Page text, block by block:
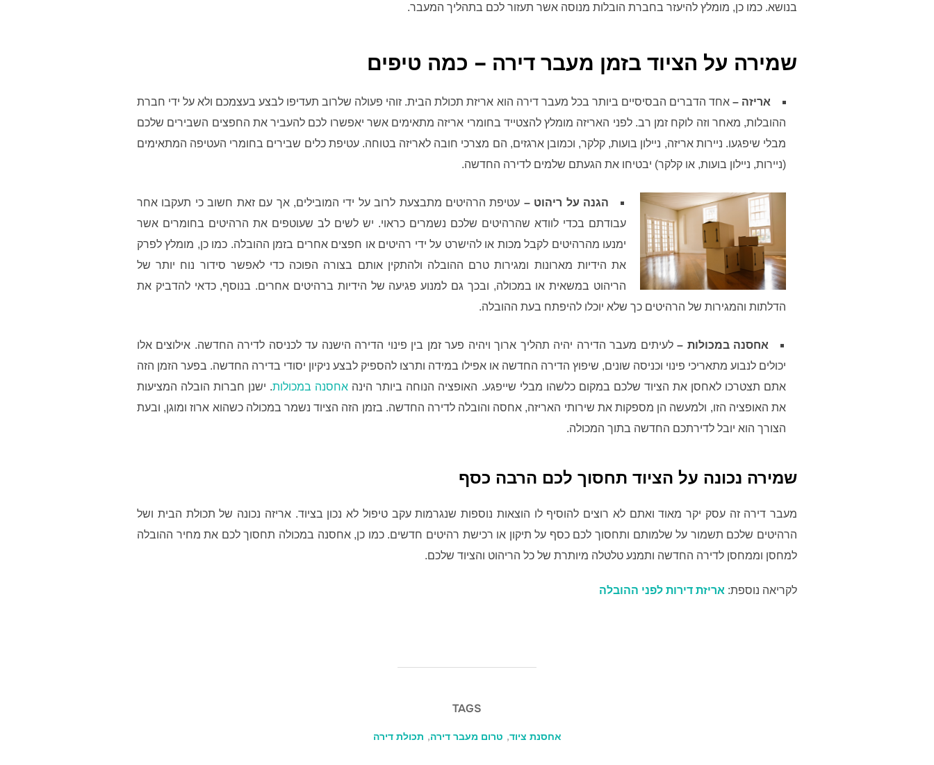
בנושא. כמו כן, מומלץ להיעזר בחברת הובלות מנוסה אשר תעזור לכם בתהליך המעבר.
שמירה על הציוד בזמן מעבר דירה – כמה טיפים
אריזה –אחד הדברים הבסיסיים ביותר בכל מעבר דירה הוא אריזת תכולת הבית. זוהי פעולה שלרוב תעדיפו לבצע בעצמכם ולא על ידי חברת
ההובלות, מאחר וזה לוקח זמן רב. לפני האריזה מומלץ להצטייד בחומרי אריזה מתאימים אשר יאפשרו לכם להעביר את החפצים השבירים שלכם
מבלי שיפגעו. ניירות אריזה, ניילון בועות, קלקר, וכמובן ארגזים, הם מצרכי חובה לאריזה בטוחה. עטיפת כלים שבירים בחומרי העטיפה המתאימים
(ניירות, ניילון בועות, או קלקר) יבטיחו את הגעתם שלמים לדירה החדשה.
הגנה על ריהוט – עטיפת הרהיטים מתבצעת לרוב על ידי המובילים, אך עם זאת חשוב כי תעקבו אחר
עבודתם בכדי לוודא שהרהיטים שלכם נשמרים כראוי. יש לשים לב שעוטפים את הרהיטים בחומרים אשר
ימנעו מהרהיטים לקבל מכות או להישרט על ידי רהיטים או חפצים אחרים בזמן ההובלה. כמו כן, מומלץ לפרק
את הידיות מארונות ומגירות טרם ההובלה ולהתקין אותם בצורה הפוכה כדי לאפשר סידור נוח יותר של
הריהוט במשאית או במכולה, ובכך גם למנוע פגיעה של הידיות ברהיטים אחרים. בנוסף, כדאי להדביק את
הדלתות והמגירות של הרהיטים כך שלא יוכלו להיפתח בעת ההובלה.
אחסנה במכולות –לעיתים מעבר הדירה יהיה תהליך ארוך ויהיה פער זמן בין פינוי הדירה הישנה עד לכניסה לדירה החדשה. אילוצים אלו
יכולים לנבוע מתאריכי פינוי וכניסה שונים, שיפוץ הדירה החדשה או אפילו במידה ותרצו להספיק לבצע ניקיון יסודי בדירה החדשה. בפער הזמן הזה
אתם תצטרכו לאחסן את הציוד שלכם במקום כלשהו מבלי שייפגע. האופציה הנוחה ביותר הינה אחסנה במכולות. ישנן חברות הובלה המציעות
את האופציה הזו, ולמעשה הן מספקות את שירותי האריזה, אחסה והובלה לדירה החדשה. בזמן הזה הציוד נשמר במכולה כשהוא ארוז ומוגן, ובעת
הצורך הוא יובל לדירתכם החדשה בתוך המכולה.
שמירה נכונה על הציוד תחסוך לכם הרבה כסף
מעבר דירה זה עסק יקר מאוד ואתם לא רוצים להוסיף לו הוצאות נוספות שנגרמות עקב טיפול לא נכון בציוד. אריזה נכונה של תכולת הבית ושל
הרהיטים שלכם תשמור על שלמותם ותחסוך לכם כסף על תיקון או רכישת רהיטים חדשים. כמו כן, אחסנה במכולה תחסוך לכם את מחיר ההובלה
למחסן וממחסן לדירה החדשה ותמנע טלטלה מיותרת של כל הריהוט והציוד שלכם.
לקריאה נוספת: אריזת דירות לפני ההובלה
TAGS
אחסנת ציוד, טרום מעבר דירה, תכולת דירה